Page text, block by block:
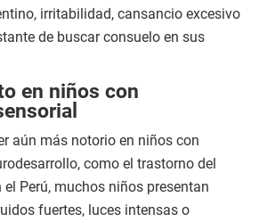
irritabilidad, cansancio excesivo
de buscar consuelo en sus
en niños con
aún más notorio en niños con
como el trastorno del
Perú, muchos niños presentan
fuertes, luces intensas o